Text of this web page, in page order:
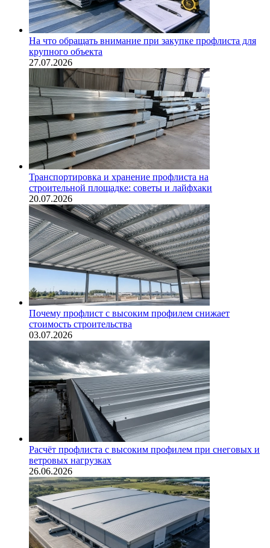
На что обращать внимание при закупке профлиста для
крупного объекта
27.07.2026
Транспортировка и хранение профлиста на
строительной площадке: советы и лайфхаки
20.07.2026
Почему профлист с высоким профилем снижает
стоимость строительства
03.07.2026
Расчёт профлиста с высоким профилем при снеговых и
ветровых нагрузках
26.06.2026